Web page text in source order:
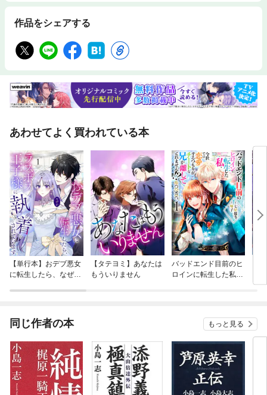
作品をシェアする
あわせてよく買われている本
【単行本】おデブ悪女
に転生したら、なぜか
【タテヨミ】あなたは
もういりません
バッドエンド目前のヒ
ロインに転生した私、
同じ作者の本 もっと見る